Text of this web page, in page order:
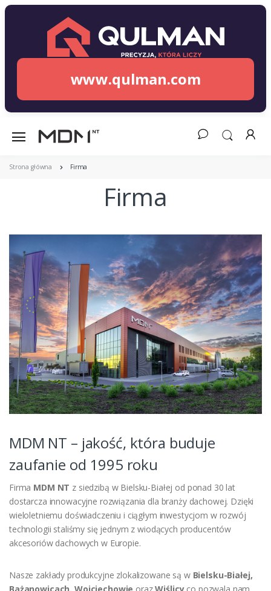
www.qulman.com
Strona główna Firma
Firma
MDM NT – jakość, która buduje
zaufanie od 1995 roku
Firma MDM NT z siedzibą w Bielsku-Białej od ponad 30 lat
dostarcza innowacyjne rozwiązania dla branży dachowej. Dzięki
wieloletniemu doświadczeniu i ciągłym inwestycjom w rozwój
technologii staliśmy się jednym z wiodących producentów
akcesoriów dachowych w Europie.
Nasze zakłady produkcyjne zlokalizowane są w Bielsku-Białej,